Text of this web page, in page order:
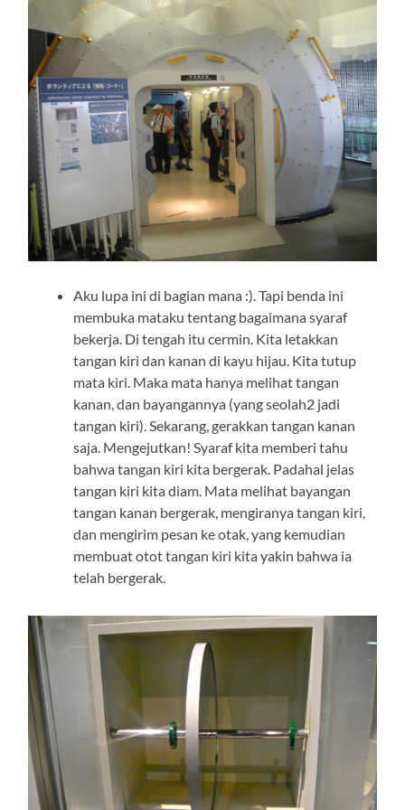
Aku lupa ini di bagian mana :). Tapi benda ini
membuka mataku tentang bagaimana syaraf
bekerja. Di tengah itu cermin. Kita letakkan
tangan kiri dan kanan di kayu hijau. Kita tutup
mata kiri. Maka mata hanya melihat tangan
kanan, dan bayangannya (yang seolah2 jadi
tangan kiri). Sekarang, gerakkan tangan kanan
saja. Mengejutkan! Syaraf kita memberi tahu
bahwa tangan kiri kita bergerak. Padahal jelas
tangan kiri kita diam. Mata melihat bayangan
tangan kanan bergerak, mengiranya tangan kiri,
dan mengirim pesan ke otak, yang kemudian
membuat otot tangan kiri kita yakin bahwa ia
telah bergerak.